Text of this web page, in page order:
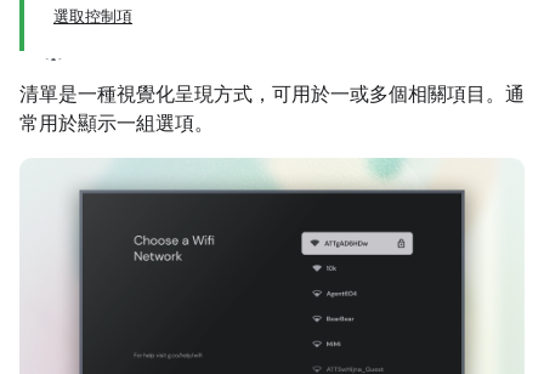
選取控制項
清單是一種視覺化呈現方式，可用於一或多個相關項目。通
常用於顯示一組選項。